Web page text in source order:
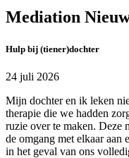
Mediation
Hulp bij (tiener)dochter
24 juli 2026
Mijn dochter en ik leken
therapie die we hadden
ruzie over te maken. Deze
de omgang met elkaar aan
in het geval van ons